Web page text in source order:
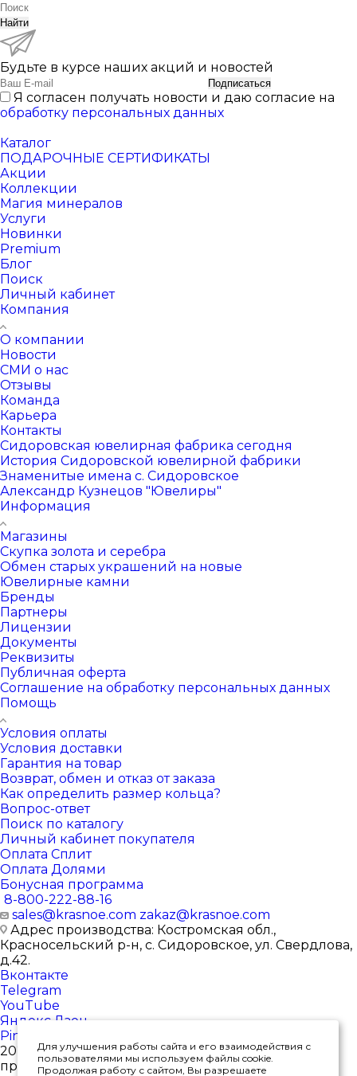
Найти
Будьте в курсе наших акций и новостей
Подписаться
Я согласен получать новости и даю согласие на
обработку персональных данных
Каталог
ПОДАРОЧНЫЕ СЕРТИФИКАТЫ
Акции
Коллекции
Магия минералов
Услуги
Новинки
Premium
Блог
Поиск
Личный кабинет
Компания
О компании
Новости
СМИ о нас
Отзывы
Команда
Карьера
Контакты
Сидоровская ювелирная фабрика сегодня
История Сидоровской ювелирной фабрики
Знаменитые имена с. Сидоровское
Александр Кузнецов "Ювелиры"
Информация
Магазины
Скупка золота и серебра
Обмен старых украшений на новые
Ювелирные камни
Бренды
Партнеры
Лицензии
Документы
Реквизиты
Публичная оферта
Соглашение на обработку персональных данных
Помощь
Условия оплаты
Условия доставки
Гарантия на товар
Возврат, обмен и отказ от заказа
Как определить размер кольца?
Вопрос-ответ
Поиск по каталогу
Личный кабинет покупателя
Оплата Сплит
Оплата Долями
Бонусная программа
8-800-222-88-16
sales@krasnoe.com zakaz@krasnoe.com
Адрес производства: Костромская обл.,
Красносельский р-н, с. Сидоровское, ул. Свердлова,
д.42.
Вконтакте
Telegram
YouTube
Яндекс.Дзен
Pinterest
2026 © Интернет-магазин ювелирных изделий от
производителя
Для улучшения работы сайта и его взаимодействия с
пользователями мы используем файлы cookie.
Продолжая работу с сайтом, Вы разрешаете